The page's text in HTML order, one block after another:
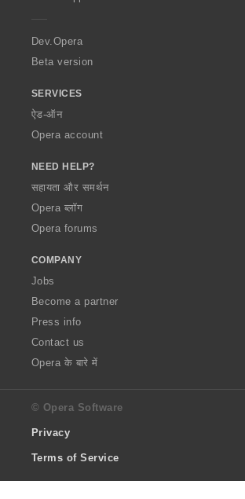
a
Dev.Opera
Beta version
SERVICES
ऐड-ऑन
Opera account
NEED HELP?
सहायता और समर्थन
Opera ब्लॉग
Opera forums
COMPANY
Jobs
Become a partner
Press info
Contact us
Opera के बारे में
© Opera Software
Privacy
Terms of Service